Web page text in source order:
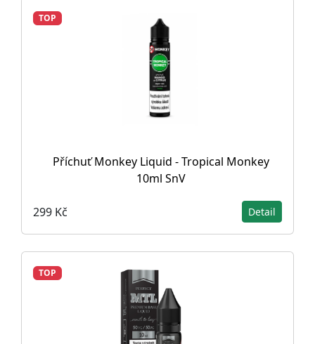
TOP
Příchuť Monkey Liquid - Tropical Monkey
10ml SnV
299 Kč Detail
TOP